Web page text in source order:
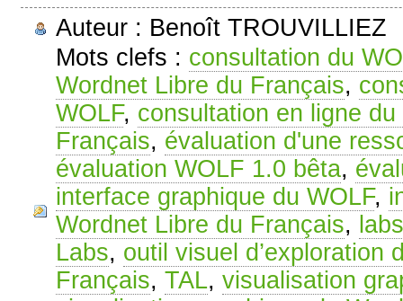
Auteur : Benoît TROUVILLIEZ
Mots clefs : consultation du
Wordnet Libre du Français,
WOLF, consultation en ligne
Français, évaluation d'une
évaluation WOLF 1.0 bêta,
interface graphique du WOLF,
Wordnet Libre du Français,
Labs, outil visuel d’exploration
Français, TAL, visualisation